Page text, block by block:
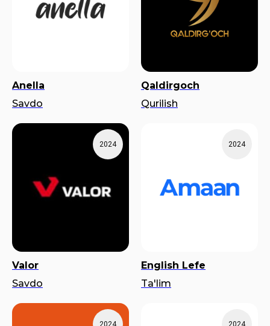
Anella
Savdo
Qaldirgoch
Qurilish
2024
Valor
Savdo
2024
English Lefe
Ta'lim
2024 2024